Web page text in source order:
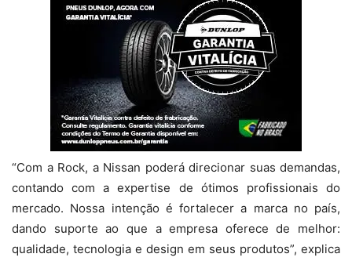
“Com a Rock, a Nissan poderá direcionar suas demandas,
contando com a expertise de ótimos profissionais do
mercado. Nossa intenção é fortalecer a marca no país,
dando suporte ao que a empresa oferece de melhor:
qualidade, tecnologia e design em seus produtos”, explica